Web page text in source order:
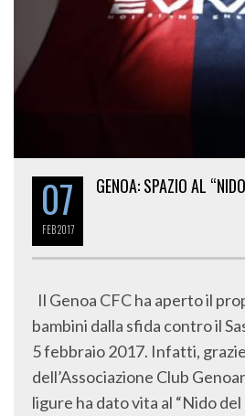
07
FEB2017
GENOA: SPAZIO AL
Il Genoa CFC ha aperto il
bambini dalla sfida contro il
5 febbraio 2017. Infatti,
dell’Associazione Club
ligure ha dato vita al “Nido del